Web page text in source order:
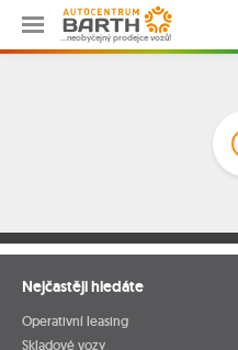
…neobyčejný prodejce vozů!
Nejčastěji hledáte
Operativní leasing
Skladové vozy